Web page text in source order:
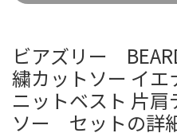
ビアズリー
繍カットソー イ
ニットベスト 片
ソー セットの詳